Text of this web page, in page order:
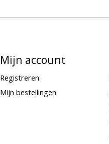
Mijn account
Registreren
Mijn bestellingen